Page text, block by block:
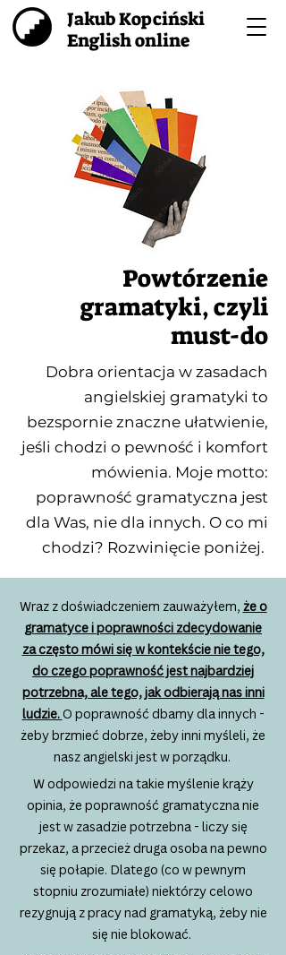
Jakub Kopciński
English online
Powtórzenie
gramatyki, czyli
must-do
Dobra orientacja w zasadach
angielskiej gramatyki to
bezspornie znaczne ułatwienie,
jeśli chodzi o pewność i komfort
mówienia. Moje motto:
poprawność gramatyczna jest
dla Was, nie dla innych. O co mi
chodzi? Rozwinięcie poniżej.
Wraz z doświadczeniem zauważyłem, że o
gramatyce i poprawności zdecydowanie
za często mówi się w kontekście nie tego,
do czego poprawność jest najbardziej
potrzebna, ale tego, jak odbierają nas inni
ludzie.O poprawność dbamy dla innych -
żeby brzmieć dobrze, żeby inni myśleli, że
nasz angielski jest w porządku.
W odpowiedzi na takie myślenie krąży
opinia, że poprawność gramatyczna nie
jest w zasadzie potrzebna - liczy się
przekaz, a przecież druga osoba na pewno
się połapie. Dlatego (co w pewnym
stopniu zrozumiałe) niektórzy celowo
rezygnują z pracy nad gramatyką, żeby nie
się nie blokować.